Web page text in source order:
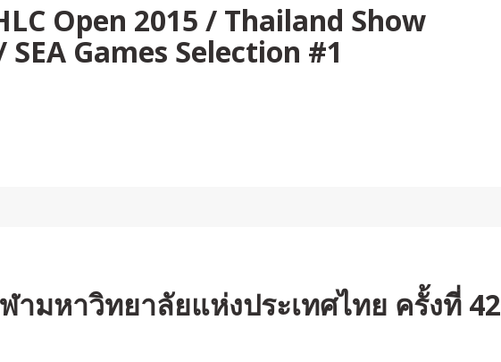
Open 2015 / Thailand Show
Games Selection #1
มหาวิทยาลัยแห่งประเทศไทย ครั้งที่ 42